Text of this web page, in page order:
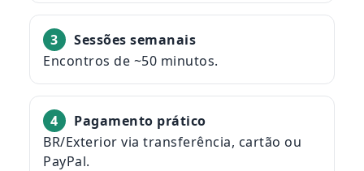
3
Sessões semanais
Encontros de ~50 minutos.
4
Pagamento prático
BR/Exterior via transferência, cartão ou
PayPal.